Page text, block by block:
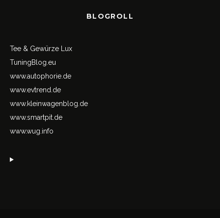
BLOGROLL
Tee & Gewürze Lux
TuningBlog.eu
www.autophorie.de
www.evtrend.de
www.kleinwagenblog.de
www.smartpit.de
www.wug.info